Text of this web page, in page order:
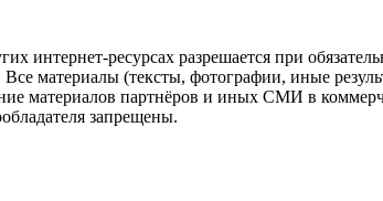
интернет-ресурсах разрешается при
Все материалы (тексты, фотографии, иные
материалов партнёров и иных СМИ в
запрещены.